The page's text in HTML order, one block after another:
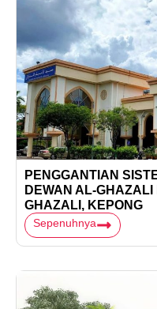
PENGGANTIAN
DEWAN AL-
GHAZALI, KEPONG
Sepenuhnya